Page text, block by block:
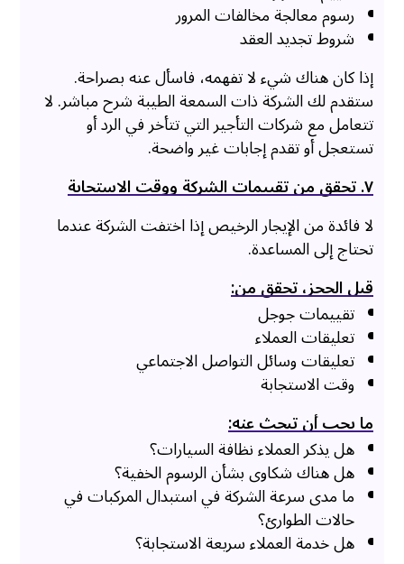
رسوم معالجة مخالفات المرور
شروط تجديد العقد
إذا كان هناك شيء لا تفهمه، فاسأل عنه بصراحة.
ستقدم لك الشركة ذات السمعة الطيبة شرح مباشر. لا
تتعامل مع شركات التأجير التي تتأخر في الرد أو
تستعجل أو تقدم إجابات غير واضحة.
٧. تحقق من تقييمات الشركة ووقت الاستجابة
لا فائدة من الإيجار الرخيص إذا اختفت الشركة عندما
تحتاج إلى المساعدة.
قبل الحجز، تحقق من:
تقييمات جوجل
تعليقات العملاء
تعليقات وسائل التواصل الاجتماعي
وقت الاستجابة
ما يجب أن تبحث عنه:
هل يذكر العملاء نظافة السيارات؟
هل هناك شكاوى بشأن الرسوم الخفية؟
ما مدى سرعة الشركة في استبدال المركبات في
حالات الطوارئ؟
هل خدمة العملاء سريعة الاستجابة؟